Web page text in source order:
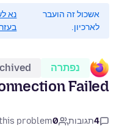
אשכול זה הועבר
לארכיון.
נא
נפתרה
Failed
4תגובות 0
problem